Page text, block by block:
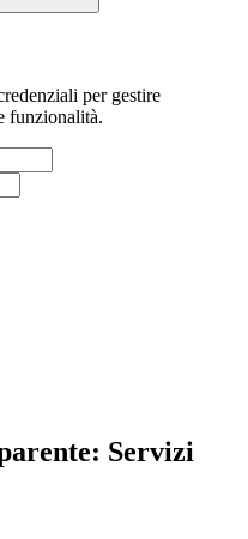
per gestire
funzionalità.
Servizi